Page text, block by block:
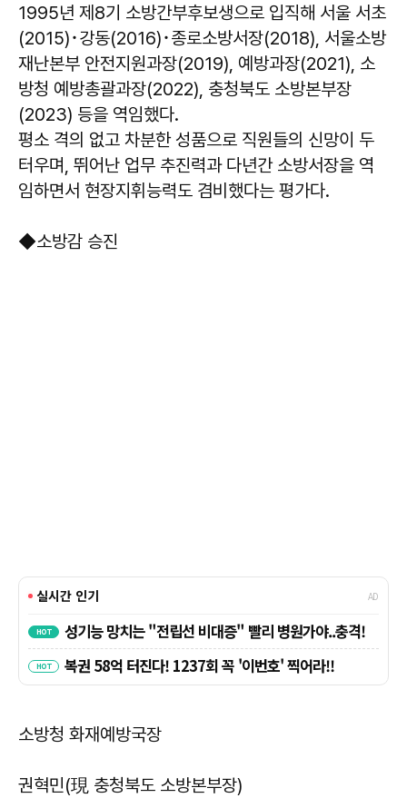
1995년 제8기 소방간부후보생으로 입직해 서울 서초
(2015)･강동(2016)･종로소방서장(2018), 서울소방
재난본부 안전지원과장(2019), 예방과장(2021), 소
방청 예방총괄과장(2022), 충청북도 소방본부장
(2023) 등을 역임했다.
평소 격의 없고 차분한 성품으로 직원들의 신망이 두
터우며, 뛰어난 업무 추진력과 다년간 소방서장을 역
임하면서 현장지휘능력도 겸비했다는 평가다.
◆소방감 승진
소방청 화재예방국장
권혁민(現 충청북도 소방본부장)